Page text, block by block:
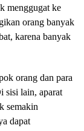
menggugat ke
orang banyak
karena banyak
orang dan para
sisi lain, aparat
semakin
dapat